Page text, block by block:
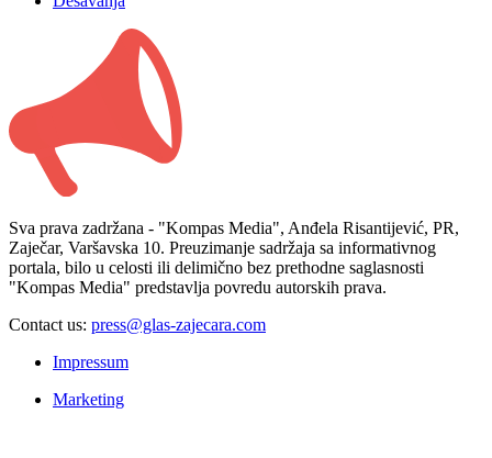
Sva prava zadržana - "Kompas Media", Anđela Risantijević, PR,
Zaječar, Varšavska 10. Preuzimanje sadržaja sa informativnog
portala, bilo u celosti ili delimično bez prethodne saglasnosti
"Kompas Media" predstavlja povredu autorskih prava.
Contact us: press@glas-zajecara.com
Impressum
Marketing